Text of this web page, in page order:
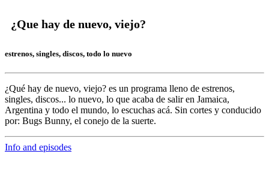
¿Que hay de nuevo, viejo?
estrenos, singles, discos, todo lo nuevo
¿Qué hay de nuevo, viejo? es un programa lleno de estrenos,
singles, discos... lo nuevo, lo que acaba de salir en Jamaica,
Argentina y todo el mundo, lo escuchas acá. Sin cortes y conducido
por: Bugs Bunny, el conejo de la suerte.
Info and episodes